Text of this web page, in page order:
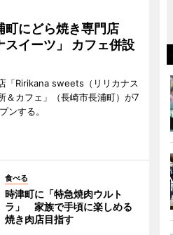
町にどら焼き専門店
スイーツ」 カフェ併設
「Ririkana sweets（リリカナス
＆カフェ」（長崎市長浦町）が7
ンする。
食べる
時津町に「特急焼肉ウルト
ラ」 家族で手頃に楽しめる
焼き肉店目指す